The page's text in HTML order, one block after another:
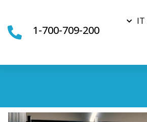
1-700-709-200